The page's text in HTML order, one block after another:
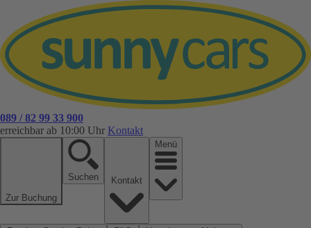
089 / 82 99 33 900
erreichbar ab 10:00 Uhr Kontakt
Zur Buchung
Suchen
Menü